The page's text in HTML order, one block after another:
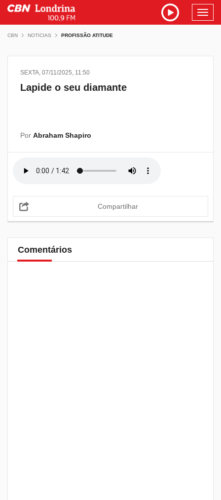
CBN NOTICIAS PROFISSÃO ATITUDE
SEXTA, 07/11/2025, 11:50
Lapide o seu diamante
Por Abraham Shapiro
Compartilhar
Comentários